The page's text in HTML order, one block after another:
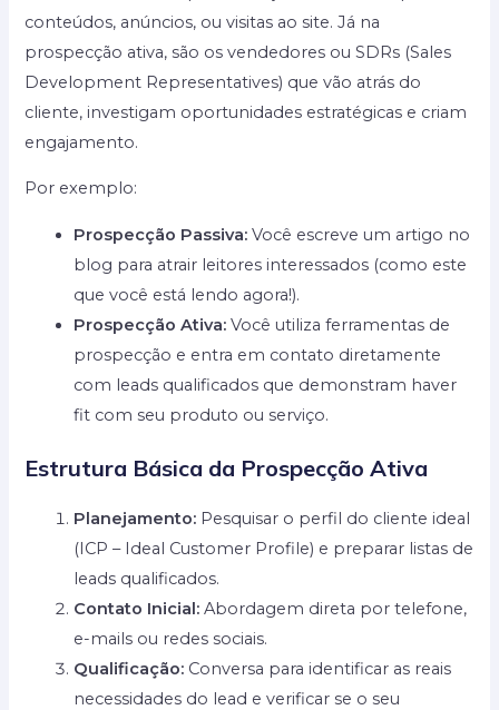
conteúdos, anúncios, ou visitas ao site. Já na
prospecção ativa, são os vendedores ou SDRs (Sales
Development Representatives) que vão atrás do
cliente, investigam oportunidades estratégicas e criam
engajamento.
Por exemplo:
Prospecção Passiva: Você escreve um artigo no
blog para atrair leitores interessados (como este
que você está lendo agora!).
Prospecção Ativa: Você utiliza ferramentas de
prospecção e entra em contato diretamente
com leads qualificados que demonstram haver
fit com seu produto ou serviço.
Estrutura Básica da Prospecção Ativa
Planejamento: Pesquisar o perfil do cliente ideal
(ICP – Ideal Customer Profile) e preparar listas de
leads qualificados.
Contato Inicial: Abordagem direta por telefone,
e-mails ou redes sociais.
Qualificação: Conversa para identificar as reais
necessidades do lead e verificar se o seu